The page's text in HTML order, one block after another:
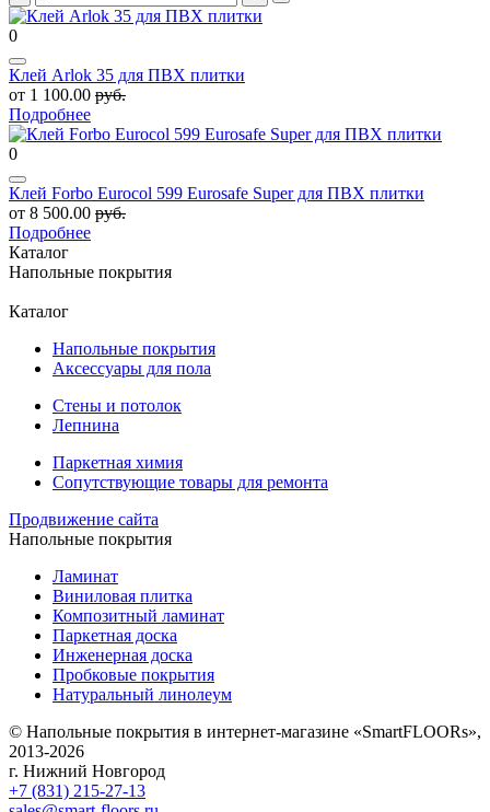
0
Клей Arlok 35 для ПВХ плитки
от 1 100.00 руб.
Подробнее
0
Клей Forbo Eurocol 599 Eurosafe Super для ПВХ плитки
от 8 500.00 руб.
Подробнее
Каталог
Напольные покрытия
Каталог
Напольные покрытия
Аксессуары для пола
Стены и потолок
Лепнина
Паркетная химия
Сопутствующие товары для ремонта
Продвижение сайта
Напольные покрытия
Ламинат
Виниловая плитка
Композитный ламинат
Паркетная доска
Инженерная доска
Пробковые покрытия
Натуральный линолеум
© Напольные покрытия в интернет-магазине «SmartFLOORs»,
2013-2026
г. Нижний Новгород
+7 (831) 215-27-13